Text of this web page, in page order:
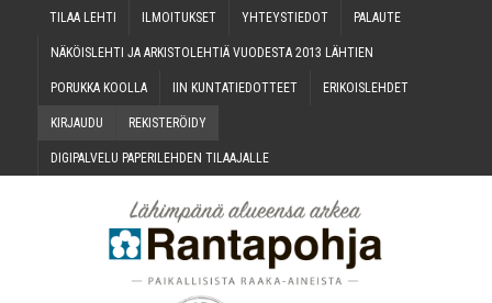
TILAA LEH­TI ILMOI­TUK­SET YHTEYS­TIE­DOT PALAU­TE
NÄKÖIS­LEH­TI JA ARKIS­TO­LEH­TIÄ VUO­DES­TA 2013 LÄHTIEN
PORUK­KA KOOLLA IIN KUN­TA­TIE­DOT­TEET ERI­KOIS­LEH­DET
KIR­JAU­DU REKIS­TE­RÖI­DY
DIGI­PAL­VE­LU PAPE­RI­LEH­DEN TILAAJALLE